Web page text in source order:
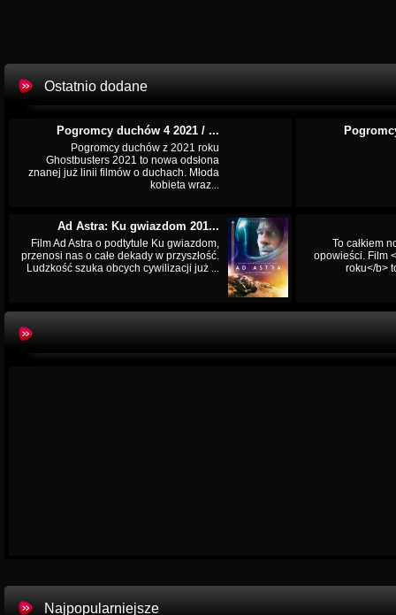
Ostatnio dodane
Pogromcy duchów 4 2021 / ...
Pogromcy duchów z 2021 roku
Ghostbusters 2021 to nowa odsłona
znanej już linii filmów o duchach. Młoda
kobieta wraz...
Ad Astra: Ku gwiazdom 201...
Film Ad Astra o podtytule Ku gwiazdom,
przenosi nas o całe dekady w przyszłość.
Ludzkość szuka obcych cywilizacji już ...
To całkiem
opowieści. Film
roku</b>
Najpopularniejsze